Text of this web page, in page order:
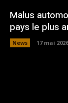
Malus
pays le plus
News 17 mai 2026